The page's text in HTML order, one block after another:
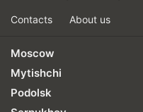
Contacts About us
Moscow
Mytishchi
Podolsk